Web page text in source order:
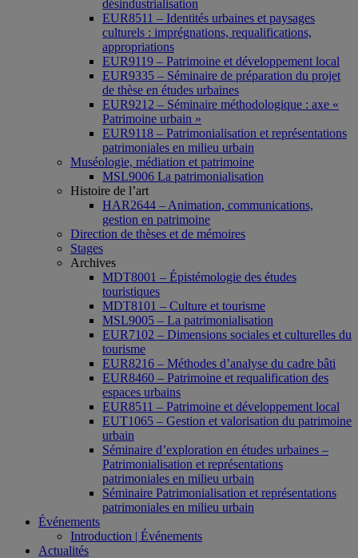
désindustrialisation
EUR8511 – Identités urbaines et paysages
culturels : imprégnations, requalifications,
appropriations
EUR9119 – Patrimoine et développement local
EUR9335 – Séminaire de préparation du projet
de thèse en études urbaines
EUR9212 – Séminaire méthodologique : axe «
Patrimoine urbain »
EUR9118 – Patrimonialisation et représentations
patrimoniales en milieu urbain
Muséologie, médiation et patrimoine
MSL9006 La patrimonialisation
Histoire de l’art
HAR2644 – Animation, communications,
gestion en patrimoine
Direction de thèses et de mémoires
Stages
Archives
MDT8001 – Épistémologie des études
touristiques
MDT8101 – Culture et tourisme
MSL9005 – La patrimonialisation
EUR7102 – Dimensions sociales et culturelles du
tourisme
EUR8216 – Méthodes d’analyse du cadre bâti
EUR8460 – Patrimoine et requalification des
espaces urbains
EUR8511 – Patrimoine et développement local
EUT1065 – Gestion et valorisation du patrimoine
urbain
Séminaire d’exploration en études urbaines –
Patrimonialisation et représentations
patrimoniales en milieu urbain
Séminaire Patrimonialisation et représentations
patrimoniales en milieu urbain
Événements
Introduction | Événements
Actualités